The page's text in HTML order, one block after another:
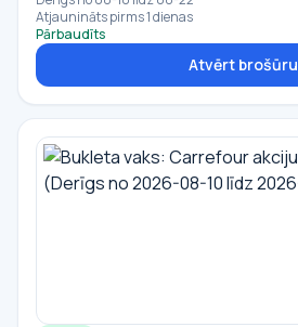
Atjaunināts pirms 1 dienas
Pārbaudīts
Atvērt brošūru